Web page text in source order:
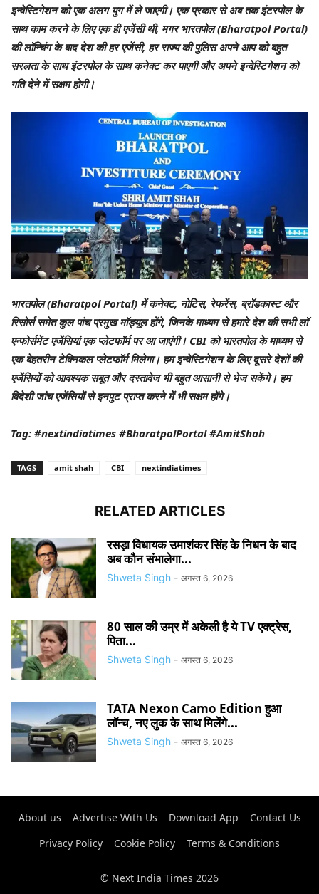
इन्वेस्टिगेशन को एक अलग युग में ले जाएगी। एक प्रकार से अब तक इंटरपोल के
साथ काम करने के लिए एक ही एजेंसी थी, मगर भारतपोल (Bharatpol Portal)
की लॉन्चिंग के बाद देश की हर एजेंसी, हर राज्य की पुलिस अपने आप को बहुत
सरलता के साथ इंटरपोल के साथ कनेक्ट कर पाएगी और अपने इन्वेस्टिगेशन को
गति देने में सक्षम होगी।
भारतपोल (Bharatpol Portal) में कनेक्ट, नोटिस, रेफरेंस, ब्रॉडकास्ट और
रिसोर्स समेत कुल पांच प्रमुख मॉड्यूल होंगे, जिनके माध्यम से हमारे देश की सभी लॉ
एन्फोर्समेंट एजेंसियां एक प्लेटफॉर्म पर आ जाएंगी। CBI को भारतपोल के माध्यम से
एक बेहतरीन टेक्निकल प्लेटफॉर्म मिलेगा। हम इन्वेस्टिगेशन के लिए दूसरे देशों की
एजेंसियों को आवश्यक सबूत और दस्तावेज भी बहुत आसानी से भेज सकेंगे। हम
विदेशी जांच एजेंसियों से इनपुट प्राप्त करने में भी सक्षम होंगे।
Tag: #nextindiatimes #BharatpolPortal #AmitShah
TAGS amit shah CBI nextindiatimes
RELATED ARTICLES
रसड़ा विधायक उमाशंकर सिंह के निधन के बाद
अब कौन संभालेगा...
Shweta Singh - अगस्त 6, 2026
80 साल की उम्र में अकेली है ये TV एक्ट्रेस,
पिता...
Shweta Singh - अगस्त 6, 2026
TATA Nexon Camo Edition हुआ
लॉन्च, नए लुक के साथ मिलेंगे...
Shweta Singh - अगस्त 6, 2026
About us Advertise With Us Download App
Contact Us
Privacy Policy
Cookie Policy Terms & Conditions
© Next India Times 2026